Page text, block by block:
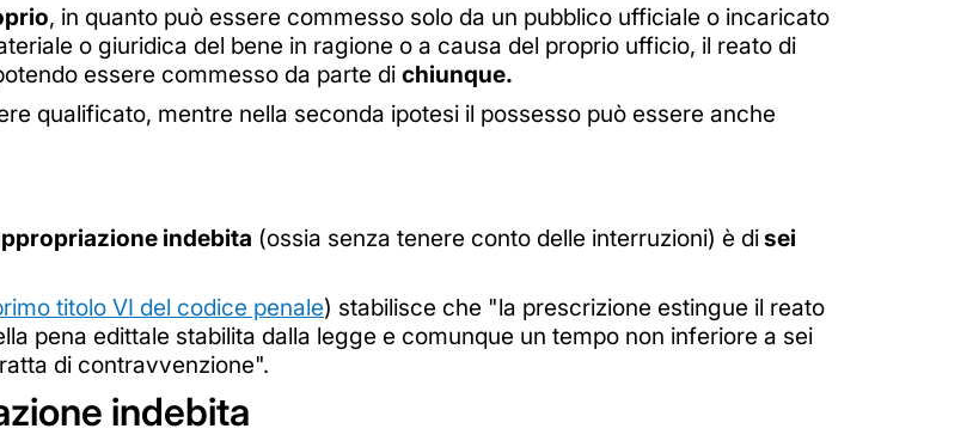
, in quanto può essere commesso solo da un pubblico ufficiale o incaricato
o giuridica del bene in ragione o a causa del proprio ufficio, il reato di
essere commesso da parte di chiunque.
qualificato, mentre nella seconda ipotesi il possesso può essere anche
indebita (ossia senza tenere conto delle interruzioni) è disei
titolo VI del codice penale) stabilisce che "la prescrizione estingue il reato
pena edittale stabilita dalla legge e comunque un tempo non inferiore a sei
di contravvenzione".
indebita